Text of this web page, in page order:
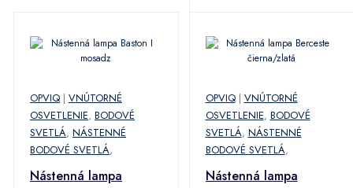
OPVIQ | VNÚTORNÉ
OSVETLENIE, BODOVÉ
SVETLÁ, NÁSTENNÉ
BODOVÉ SVETLÁ,
Nástenná lampa
OPVIQ| VNÚTORNÉ
OSVETLENIE, BODOVÉ
SVETLÁ, NÁSTENNÉ
BODOVÉ SVETLÁ,
Nástenná lampa